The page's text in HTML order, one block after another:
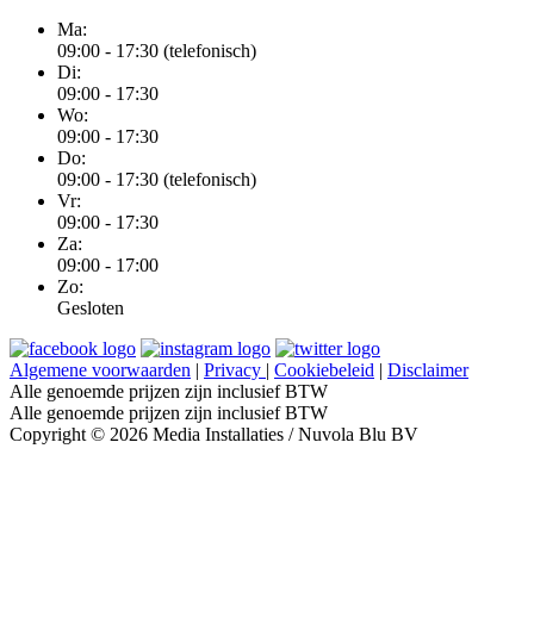
Ma:
09:00 - 17:30 (telefonisch)
Di:
09:00 - 17:30
Wo:
09:00 - 17:30
Do:
09:00 - 17:30 (telefonisch)
Vr:
09:00 - 17:30
Za:
09:00 - 17:00
Zo:
Gesloten
Algemene voorwaarden | Privacy | Cookiebeleid | Disclaimer
Alle genoemde prijzen zijn inclusief BTW
Alle genoemde prijzen zijn inclusief BTW
Copyright © 2026 Media Installaties / Nuvola Blu BV